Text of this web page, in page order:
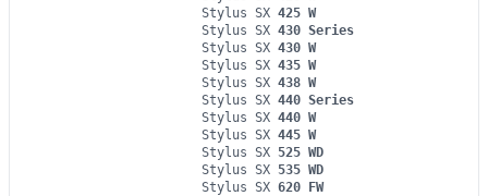
Stylus SX 425 W
Stylus SX 430 Series
Stylus SX 430 W
Stylus SX 435 W
Stylus SX 438 W
Stylus SX 440 Series
Stylus SX 440 W
Stylus SX 445 W
Stylus SX 525 WD
Stylus SX 535 WD
Stylus SX 620 FW